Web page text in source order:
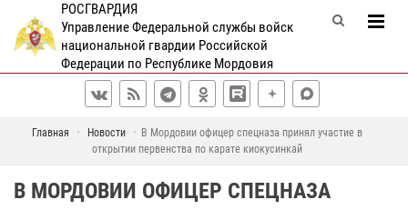
РОСГВАРДИЯ
Управление Федеральной службы войск
национальной гвардии Российской
Федерации по Республике Мордовия
Главная Новости
В Мордовии офицер спецназа принял участие в
открытии первенства по карате киокусинкай
В МОРДОВИИ ОФИЦЕР СПЕЦНАЗА